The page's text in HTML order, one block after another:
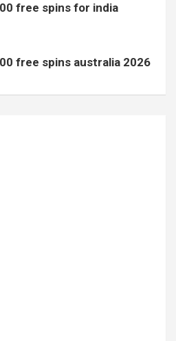
free spins for india
free spins australia 2026